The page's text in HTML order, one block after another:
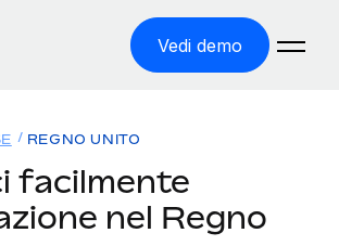
Vedi demo
REGNO UNITO
facilmente
nel Regno